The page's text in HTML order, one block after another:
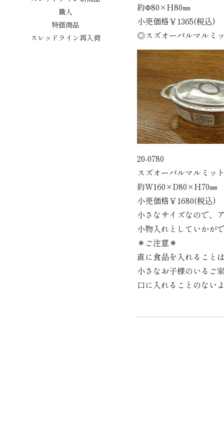
職人
特価商品
スレッドライン再入荷
約Φ80×H80㎜
小売価格￥1365(税込)
◎スズオーバルマルミ
20-0780
スズオーバルマルミッ
約W160×D80×H70㎜
小売価格￥1680(税込)
小さなサイズなので、
小物入れとしていかが
＊ご注意＊
直に食品を入れること
小さなお子様のいるご
口に入れることのない